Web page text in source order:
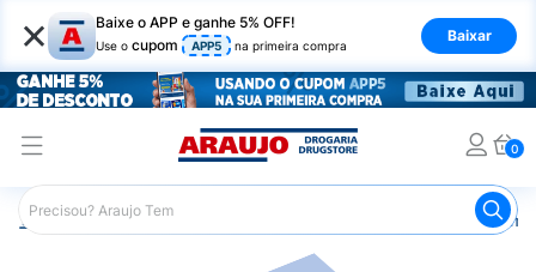
× Baixe o APP e ganhe 5% OFF!
Use o cupom APP5 na primeira compra
Baixar
0
Araujo Medicamentos